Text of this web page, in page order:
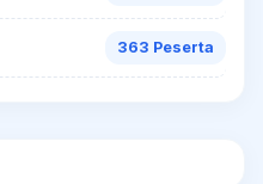
363 Peserta